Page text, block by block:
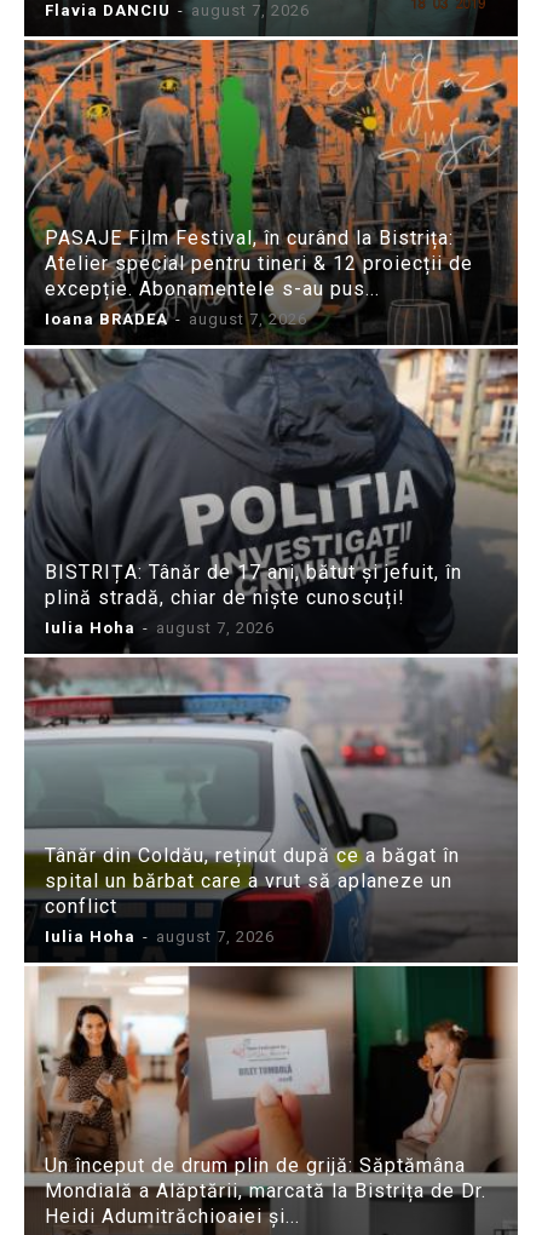
Flavia DANCIU - august 7, 2026
PASAJE Film Festival, în curând la Bistrița:
Atelier special pentru tineri & 12 proiecții de
excepție. Abonamentele s-au pus...
Ioana BRADEA - august 7, 2026
BISTRIȚA: Tânăr de 17 ani, bătut și jefuit, în
plină stradă, chiar de niște cunoscuți!
Iulia Hoha - august 7, 2026
Tânăr din Coldău, reținut după ce a băgat în
spital un bărbat care a vrut să aplaneze un
conflict
Iulia Hoha - august 7, 2026
Un început de drum plin de grijă: Săptămâna
Mondială a Alăptării, marcată la Bistrița de Dr.
Heidi Adumitrăchioaiei și...